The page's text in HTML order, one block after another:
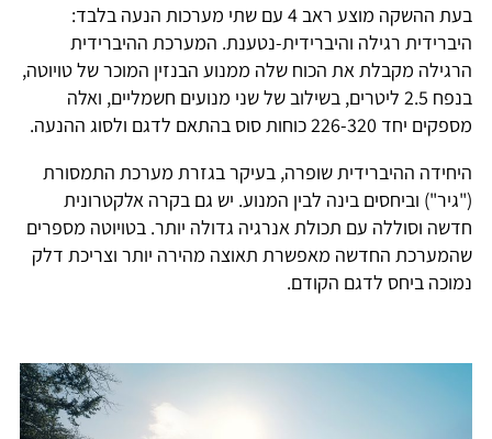
בעת ההשקה מוצע ראב 4 עם שתי מערכות הנעה בלבד:
היברידית רגילה והיברידית-נטענת. המערכת ההיברידית
הרגילה מקבלת את הכוח שלה ממנוע הבנזין המוכר של טויוטה,
בנפח 2.5 ליטרים, בשילוב של שני מנועים חשמליים, ואלה
מספקים יחד 226-320 כוחות סוס בהתאם לדגם ולסוג ההנעה.
היחידה ההיברידית שופרה, בעיקר בגזרת מערכת התמסורת
("גיר") וביחסים בינה לבין המנוע. יש גם בקרה אלקטרונית
חדשה וסוללה עם תכולת אנרגיה גדולה יותר. בטויוטה מספרים
שהמערכת החדשה מאפשרת תאוצה מהירה יותר וצריכת דלק
נמוכה ביחס לדגם הקודם.